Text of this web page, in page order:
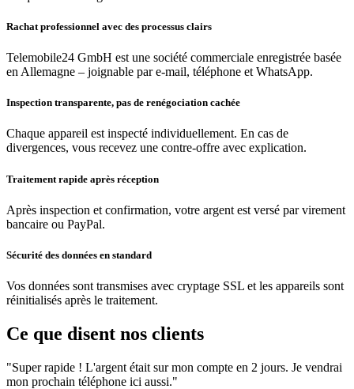
Rachat professionnel avec des processus clairs
Telemobile24 GmbH est une société commerciale enregistrée basée
en Allemagne – joignable par e-mail, téléphone et WhatsApp.
Inspection transparente, pas de renégociation cachée
Chaque appareil est inspecté individuellement. En cas de
divergences, vous recevez une contre-offre avec explication.
Traitement rapide après réception
Après inspection et confirmation, votre argent est versé par virement
bancaire ou PayPal.
Sécurité des données en standard
Vos données sont transmises avec cryptage SSL et les appareils sont
réinitialisés après le traitement.
Ce que disent nos clients
"Super rapide ! L'argent était sur mon compte en 2 jours. Je vendrai
mon prochain téléphone ici aussi."